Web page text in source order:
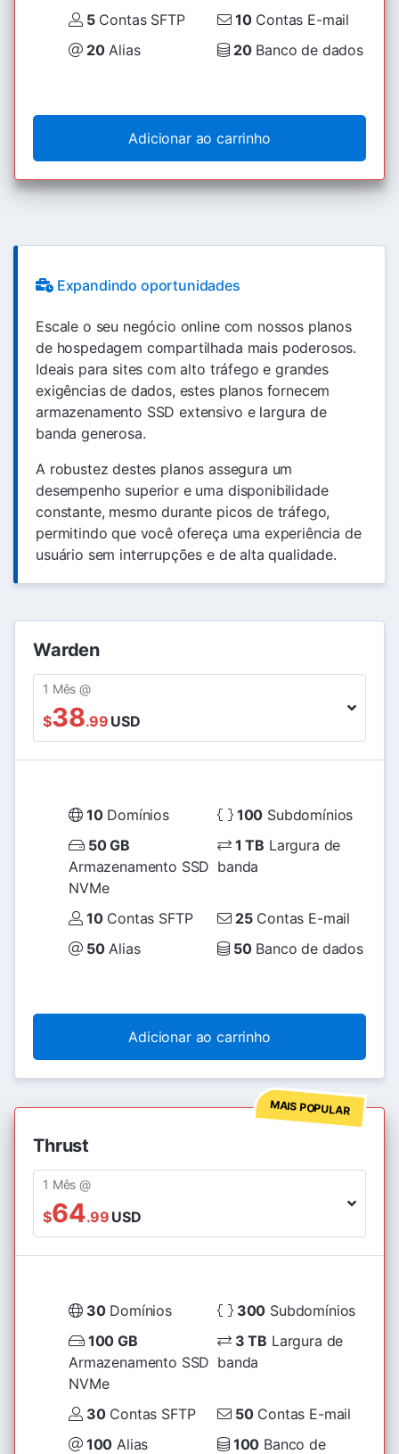
5Contas SFTP 10Contas E-mail
20Alias 20Banco de dados
Adicionar ao carrinho
Expandindo oportunidades
Escale o seu negócio online com nossos planos
de hospedagem compartilhada mais poderosos.
Ideais para sites com alto tráfego e grandes
exigências de dados, estes planos fornecem
armazenamento SSD extensivo e largura de
banda generosa.
A robustez destes planos assegura um
desempenho superior e uma disponibilidade
constante, mesmo durante picos de tráfego,
permitindo que você ofereça uma experiência de
usuário sem interrupções e de alta qualidade.
Warden
1 Mês @
$38.99 USD
10Domínios 100 Subdomínios
50 GB
Armazenamento SSD
NVMe
1 TB Largura de
banda
10Contas SFTP 25Contas E-mail
50Alias 50Banco de dados
Adicionar ao carrinho
Thrust
1 Mês @
$64.99 USD
MAIS POPULAR
30Domínios 300 Subdomínios
100 GB
Armazenamento SSD
NVMe
3 TB Largura de
banda
30Contas SFTP 50Contas E-mail
100 Alias 100 Banco de